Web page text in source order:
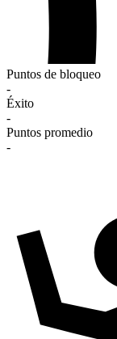
Puntos de bloqueo
-
Éxito
-
Puntos promedio
-